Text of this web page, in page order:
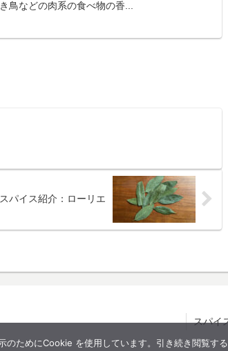
鳥などの肉系の食べ物の香...
スパイス紹介：ローリエ
スパイ
ためにCookie を使用しています。引き続き閲覧す